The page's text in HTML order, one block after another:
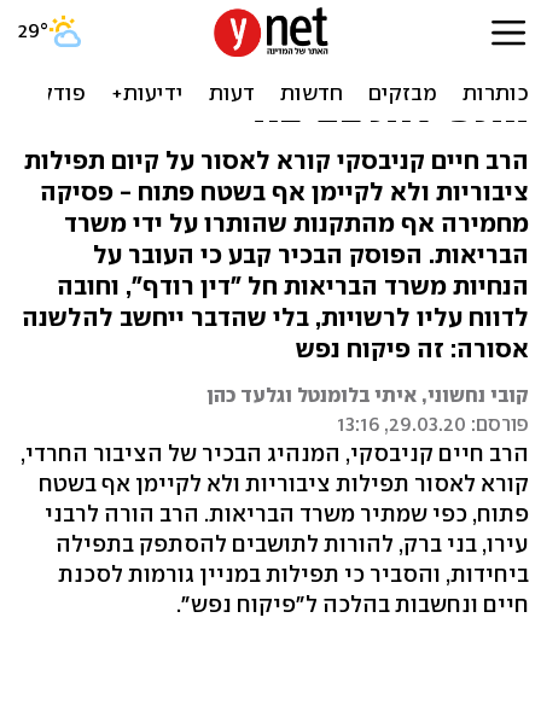
המנהיג הבכיר של הציבור
החרדי: לאסור את כל
התפילות בציבור
הרב חיים קניבסקי קורא לאסור על קיום תפילות
ציבוריות ולא לקיימן אף בשטח פתוח - פסיקה
מחמירה אף מהתקנות שהותרו על ידי משרד
הבריאות. הפוסק הבכיר קבע כי העובר על
הנחיות משרד הבריאות חל "דין רודף", וחובה
לדווח עליו לרשויות, בלי שהדבר ייחשב להלשנה
אסורה: זה פיקוח נפש
קובי נחשוני, איתי בלומנטל וגלעד כהן
פורסם: 29.03.20, 13:16
הרב חיים קניבסקי, המנהיג הבכיר של הציבור החרדי,
קורא לאסור תפילות ציבוריות ולא לקיימן אף בשטח
פתוח, כפי שמתיר משרד הבריאות. הרב הורה לרבני
עירו, בני ברק, להורות לתושבים להסתפק בתפילה
ביחידות, והסביר כי תפילות במניין גורמות לסכנת
חיים ונחשבות בהלכה ל"פיקוח נפש".